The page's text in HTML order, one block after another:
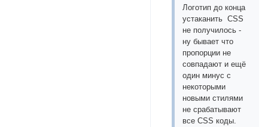
Логотип до конца
устаканить CSS
не получилось -
ну бывает что
пропорции не
совпадают и ещё
один минус с
некоторыми
новыми стилями
не срабатывают
все CSS коды.